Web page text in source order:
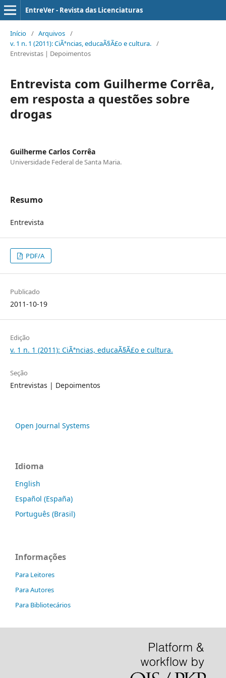
EntreVer - Revista das Licenciaturas
Início / Arquivos /
v. 1 n. 1 (2011): CiÃªncias, educaÃ§Ã£o e cultura. /
Entrevistas | Depoimentos
Entrevista com Guilherme Corrêa,
em resposta a questões sobre
drogas
Guilherme Carlos Corrêa
Universidade Federal de Santa Maria.
Resumo
Entrevista
PDF/A
Publicado
2011-10-19
Edição
v. 1 n. 1 (2011): CiÃªncias, educaÃ§Ã£o e cultura.
Seção
Entrevistas | Depoimentos
Open Journal Systems
Idioma
English
Español (España)
Português (Brasil)
Informações
Para Leitores
Para Autores
Para Bibliotecários